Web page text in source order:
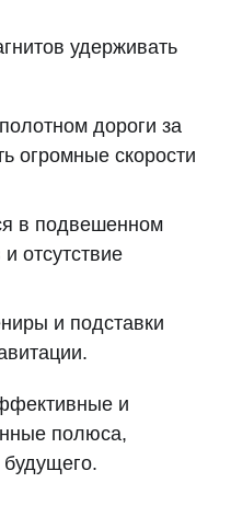
удерживать
дороги за
огромные скорости
в подвешенном
отсутствие
и подставки
и
полюса,
будущего.